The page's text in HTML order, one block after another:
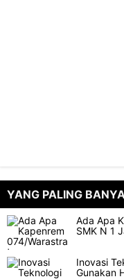
YANG PALING
Ada Apa
SMK N 1
Inovasi
Gunakan